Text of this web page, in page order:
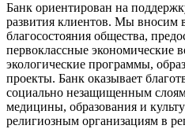
Банк ориентирован на
развития клиентов. Мы вносим
благосостояния общества,
первоклассные экономические
экологические программы,
проекты. Банк оказывает
социально незащищенным
медицины, образования и
религиозным организациям в